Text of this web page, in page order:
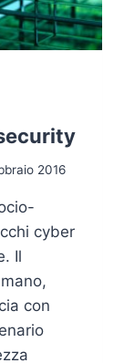
2016
cyber
Il
con